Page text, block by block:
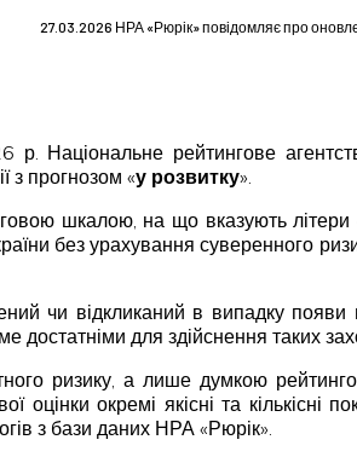
27.03.2026 НРА «Рюрік» повідомляє про
р. Національне рейтингове
з прогнозом «у розвитку».
шкалою, на що вказують
без урахування суверенного
чи відкликаний в випадку появи
достатніми для здійснення таких
ризику, а лише думкою
оцінки окремі якісні та
з бази даних НРА «Рюрік».